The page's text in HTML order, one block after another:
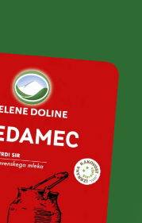
Kajmak in namazi
Brez dodanega
sladkorja